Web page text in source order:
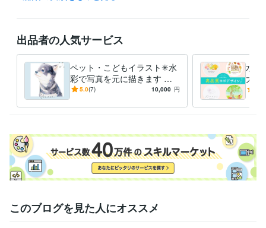
出品者の人気サービス
ペット・こどもイラスト✳︎水
彩で写真を元に描きます カ
レンダー、アイコン、スマホ
5.0(7) 10,000 円
水彩
大手
ーが
このブログを見た人にオススメ